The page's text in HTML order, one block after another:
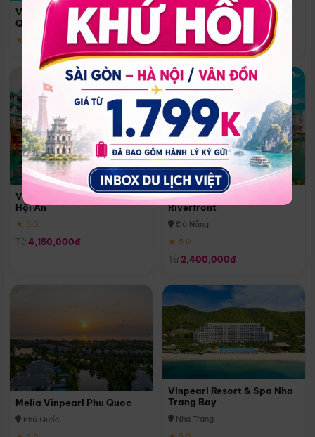
Vinpearl Resort & Spa Phu
Quoc
★ 5.0
Quoc
Phú Quốc
★ 5.0
Vinpearl Resort & Golf Nam
Hội An
★ 5.0
Từ 4,150,000đ
Melia Vinpearl Danang
Riverfront
Đà Nẵng
★ 5.0
Từ 2,400,000đ
Melia Vinpearl Phu Quoc
Phú Quốc
Vinpearl Resort & Spa Nha
Trang Bay
Nha Trang